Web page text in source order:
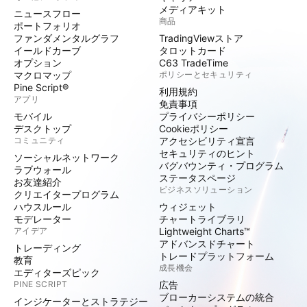
ニュースフロー
ポートフォリオ
ファンダメンタルグラフ
イールドカーブ
オプション
マクロマップ
Pine Script®
アプリ
モバイル
デスクトップ
コミュニティ
ソーシャルネットワーク
ラブウォール
お友達紹介
クリエイタープログラム
ハウスルール
モデレーター
アイデア
トレーディング
教育
エディターズピック
PINE SCRIPT
インジケーターとストラテジー
メディアキット
商品
TradingViewストア
タロットカード
C63 TradeTime
ポリシーとセキュリティ
利用規約
免責事項
プライバシーポリシー
Cookieポリシー
アクセシビリティ宣言
セキュリティのヒント
バグバウンティ・プログラム
ステータスページ
ビジネスソリューション
ウィジェット
チャートライブラリ
Lightweight Charts™
アドバンスドチャート
トレードプラットフォーム
成長機会
広告
ブローカーシステムの統合